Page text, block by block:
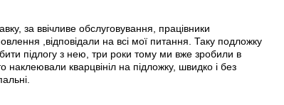
за ввічливе обслуговування, працівники
,відповідали на всі мої питання. Таку подложку
підлогу з нею, три роки тому ми вже зробили в
наклеювали кварцвініл на підложку, швидко і без